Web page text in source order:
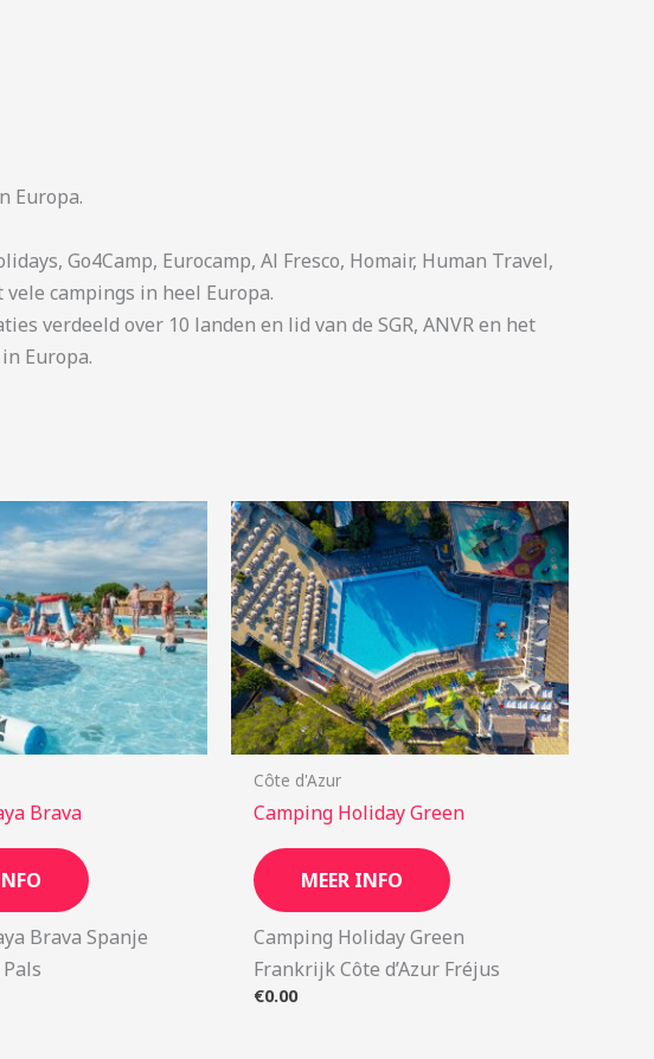
Europa.
Go4Camp, Eurocamp, Al Fresco, Homair, Human Travel,
campings in heel Europa.
verdeeld over 10 landen en lid van de SGR, ANVR en het
Europa.
Brava
Brava Spanje
Côte d'Azur
Camping Holiday Green
MEER INFO
Camping Holiday Green
Frankrijk Côte d’Azur Fréjus
€0.00